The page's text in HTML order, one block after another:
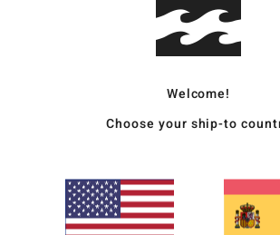
Welcome!
Choose your ship-to